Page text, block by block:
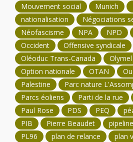
Mouvement social
Munich
nationalisation
Négociations
Néofascisme
NPA NPD
Occident
Offensive syndicale
Oléoduc Trans-Canada
Olymel
Option nationale
OTAN
Palestine
Parc nature
Parcs éoliens
Parti de la rue
Paul Rose
PDS PEQ
PIB
Pierre Beaudet pipeline
PL96
plan de relance
plan